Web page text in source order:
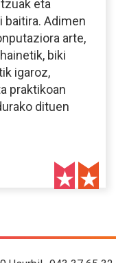
eta
baitira. Adimen
arte,
biki
igaroz,
praktikoan
dituen